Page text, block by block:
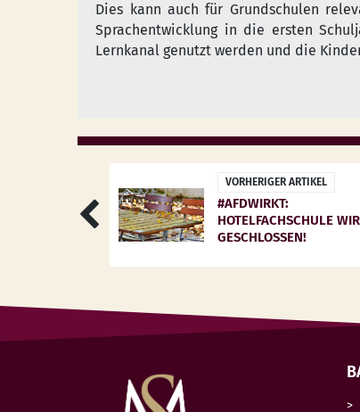
Dies kann auch für Grundschulen
Sprachentwicklung in die ersten
Lernkanal genutzt werden und die
VORHERIGER ARTIKEL
#AFDWIRKT:
HOTELFACHSCHULE
GESCHLOSSEN!